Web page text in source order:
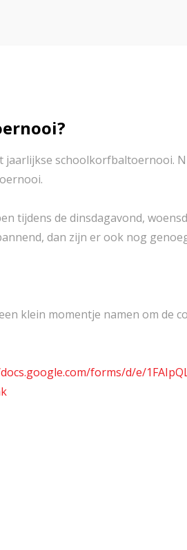
jaarlijkse schoolkorfbaltoernooi.
tijdens de dinsdagavond,
dan zijn er ook nog
klein momentje namen om de
forms/d/e/